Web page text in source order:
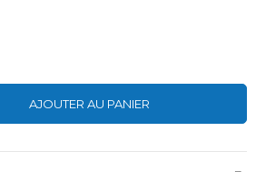
AJOUTER AU PANIER